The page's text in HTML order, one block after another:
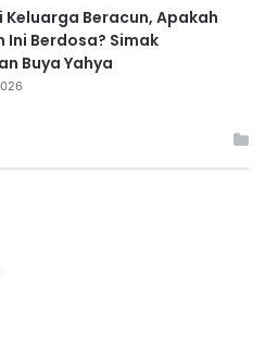
Keluarga Beracun, Apakah
Ini Berdosa? Simak
Buya Yahya